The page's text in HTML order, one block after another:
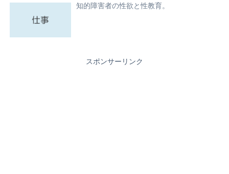
知的障害者の性欲と性教育。
スポンサーリンク